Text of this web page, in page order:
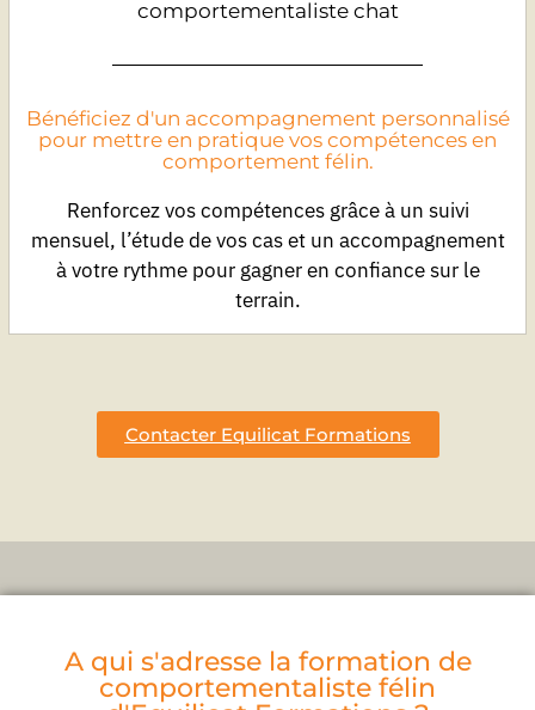
comportementaliste chat
Bénéficiez d'un accompagnement personnalisé
pour mettre en pratique vos compétences en
comportement félin.
Renforcez vos compétences grâce à un suivi
mensuel, l’étude de vos cas et un accompagnement
à votre rythme pour gagner en confiance sur le
terrain.
Contacter Equilicat Formations
A qui s'adresse la formation de
comportementaliste félin